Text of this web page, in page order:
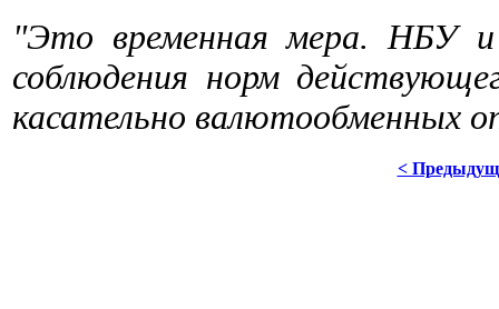
"Это временная мера. НБУ
соблюдения норм
касательно валютообменных
<